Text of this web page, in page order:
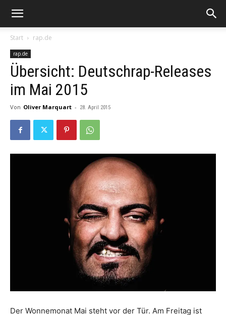
Start rap.de
rap.de
Übersicht: Deutschrap-Releases
im Mai 2015
Von Oliver Marquart - 28. April 2015
Der Wonnemonat Mai steht vor der Tür. Am Freitag ist